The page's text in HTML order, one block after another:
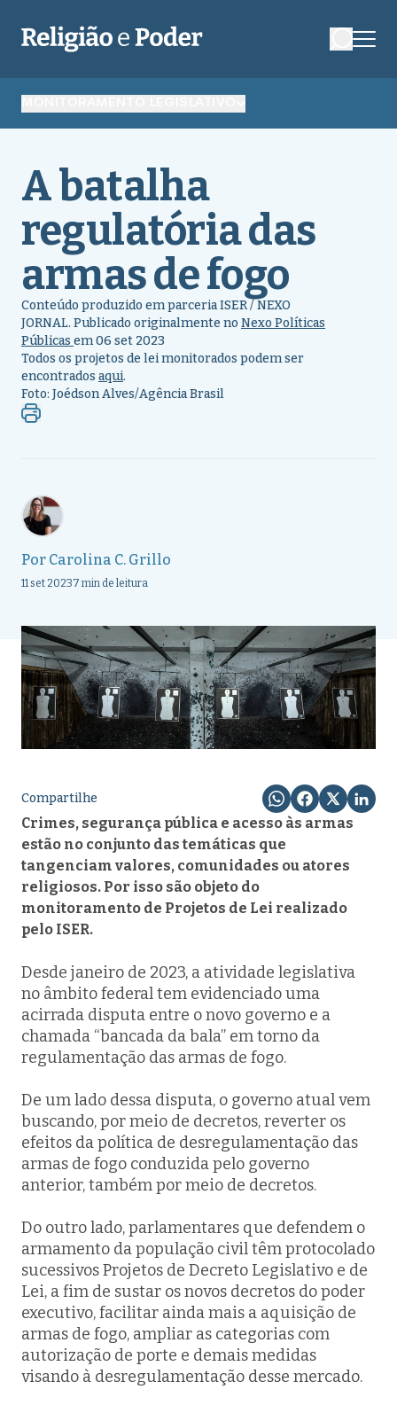
A batalha
regulatória das
armas de fogo
Conteúdo produzido em parceria ISER / NEXO
JORNAL. Publicado originalmente no Nexo Políticas
Públicas em 06 set 2023
Todos os projetos de lei monitorados podem ser
encontrados aqui.
Foto: Joédson Alves/Agência Brasil
Por Carolina C. Grillo
11 set 20237 min de leitura
Compartilhe
Crimes, segurança pública e acesso às armas
estão no conjunto das temáticas que
tangenciam valores, comunidades ou atores
religiosos. Por isso são objeto do
monitoramento de Projetos de Lei realizado
pelo ISER.
Desde janeiro de 2023, a atividade legislativa
no âmbito federal tem evidenciado uma
acirrada disputa entre o novo governo e a
chamada “bancada da bala” em torno da
regulamentação das armas de fogo.
De um lado dessa disputa, o governo atual vem
buscando, por meio de decretos, reverter os
efeitos da política de desregulamentação das
armas de fogo conduzida pelo governo
anterior, também por meio de decretos.
Do outro lado, parlamentares que defendem o
armamento da população civil têm protocolado
sucessivos Projetos de Decreto Legislativo e de
Lei, a fim de sustar os novos decretos do poder
executivo, facilitar ainda mais a aquisição de
armas de fogo, ampliar as categorias com
autorização de porte e demais medidas
visando à desregulamentação desse mercado.